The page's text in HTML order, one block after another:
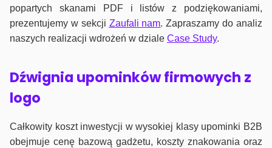
popartych skanami PDF i listów z podziękowaniami,
prezentujemy w sekcji Zaufali nam. Zapraszamy do analiz
naszych realizacji wdrożeń w dziale Case Study.
Dźwignia upominków firmowych z
logo
Całkowity koszt inwestycji w wysokiej klasy upominki B2B
obejmuje cenę bazową gadżetu, koszty znakowania oraz